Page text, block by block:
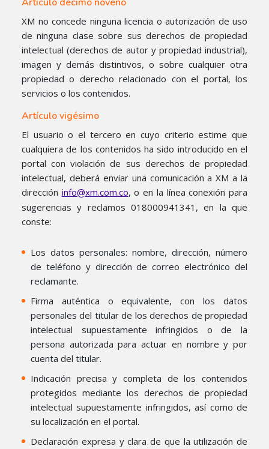
Artículo décimo noveno
XM no concede ninguna licencia o autorización de uso
de ninguna clase sobre sus derechos de propiedad
intelectual (derechos de autor y propiedad industrial),
imagen y demás distintivos, o sobre cualquier otra
propiedad o derecho relacionado con el portal, los
servicios o los contenidos.
Artículo vigésimo
El usuario o el tercero en cuyo criterio estime que
cualquiera de los contenidos ha sido introducido en el
portal con violación de sus derechos de propiedad
intelectual, deberá enviar una comunicación a XM a la
dirección info@xm.com.co, o en la línea conexión para
sugerencias y reclamos 018000941341, en la que
conste:
Los datos personales: nombre, dirección, número
de teléfono y dirección de correo electrónico del
reclamante.
Firma auténtica o equivalente, con los datos
personales del titular de los derechos de propiedad
intelectual supuestamente infringidos o de la
persona autorizada para actuar en nombre y por
cuenta del titular.
Indicación precisa y completa de los contenidos
protegidos mediante los derechos de propiedad
intelectual supuestamente infringidos, así como de
su localización en el portal.
Declaración expresa y clara de que la utilización de